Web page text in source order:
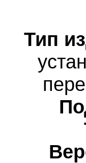
Тип